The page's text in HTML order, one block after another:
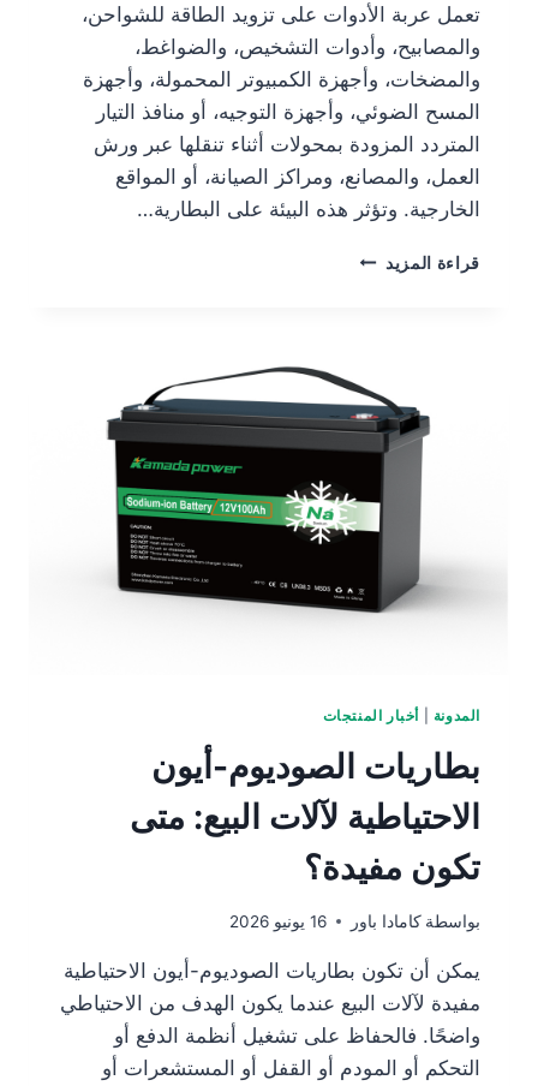
تعمل عربة الأدوات على تزويد الطاقة للشواحن،
والمصابيح، وأدوات التشخيص، والضواغط،
والمضخات، وأجهزة الكمبيوتر المحمولة، وأجهزة
المسح الضوئي، وأجهزة التوجيه، أو منافذ التيار
المتردد المزودة بمحولات أثناء تنقلها عبر ورش
العمل، والمصانع، ومراكز الصيانة، أو المواقع
الخارجية. وتؤثر هذه البيئة على البطارية…
قراءة المزيد
المدونة أخبار المنتجات
بطاريات الصوديوم-أيون
الاحتياطية لآلات البيع: متى
تكون مفيدة؟
بواسطة كامادا باور 16 يونيو 2026
يمكن أن تكون بطاريات الصوديوم-أيون الاحتياطية
مفيدة لآلات البيع عندما يكون الهدف من الاحتياطي
واضحًا. فالحفاظ على تشغيل أنظمة الدفع أو
التحكم أو المودم أو القفل أو المستشعرات أو